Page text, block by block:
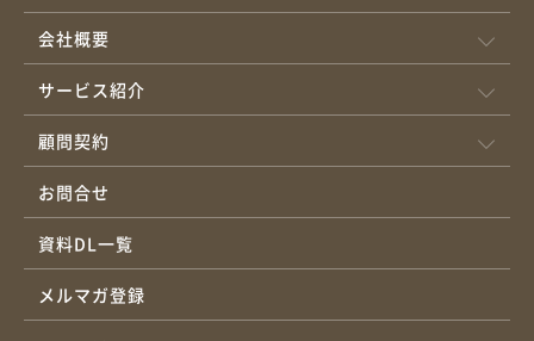
会社概要
サービス紹介
顧問契約
お問合せ
資料DL一覧
メルマガ登録